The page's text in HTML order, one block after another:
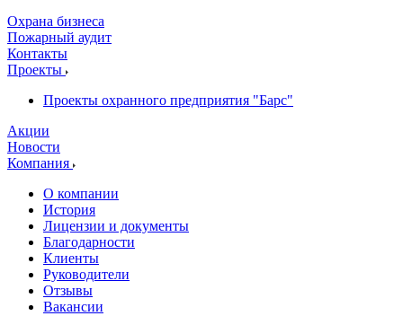
Охрана бизнеса
Пожарный аудит
Контакты
Проекты
Проекты охранного предприятия "Барс"
Акции
Новости
Компания
О компании
История
Лицензии и документы
Благодарности
Клиенты
Руководители
Отзывы
Вакансии